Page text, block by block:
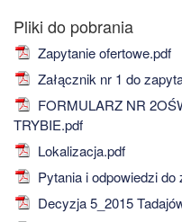
Zapytanie ofertowe.pdf
Załącznik nr 1 do
FORMULARZ NR
TRYBIE.pdf
Lokalizacja.pdf
Pytania i odpowiedzi
Decyzja 5_2015